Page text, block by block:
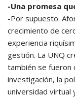
-Una promesa
-Por supuesto.
crecimiento de
experiencia
gestión. La UNQ
también se fueron
investigación, la
universidad virtual